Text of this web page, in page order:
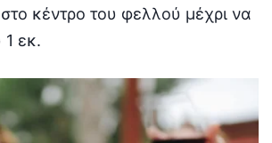
κέντρο του φελλού μέχρι να
1 εκ.